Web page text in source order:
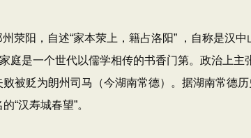
荥阳，自述“家本荥上，籍占洛阳” ，自称是汉中
庭是一个世代以儒学相传的书香门第。政治上主
被贬为朗州司马（今湖南常德）。据湖南常德历
“汉寿城春望”。